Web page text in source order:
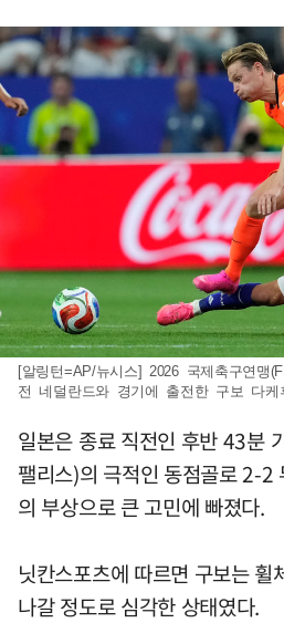
[알링턴=AP/뉴시스] 2026 국제축구연맹
전 네덜란드와 경기에 출전한 구보 다케
일본은 종료 직전인 후반 43분
팰리스)의 극적인 동점골로 2-2
의 부상으로 큰 고민에 빠졌다.
닛칸스포츠에 따르면 구보는 휠
나갈 정도로 심각한 상태였다.